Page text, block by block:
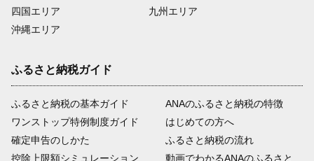
四国エリア
沖縄エリア
九州エリア
ふるさと納税ガイド
ふるさと納税の基本ガイド
ワンストップ特例制度ガイド
確定申告のしかた
控除上限額シミュレーション
ANAのふるさと納税の特徴
はじめての方へ
ふるさと納税の流れ
動画でわかるANAのふるさと